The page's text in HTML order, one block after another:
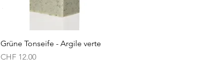
Schnellansicht
Grüne Tonseife - Argile verte
Preis
CHF 12.00